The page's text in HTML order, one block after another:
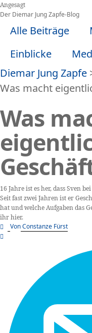
Zum
Inhalt
Angesagt
Der Diemar Jung Zapfe-Blog
Alle Beiträge
Einblicke
Diemar Jung Zapfe
Was macht
Was
16 Jahre ist es her, dass Sven
Seit fast zwei Jahren ist er
hat und welche Aufgaben das
ihr hier.
VonConstanze Fürst